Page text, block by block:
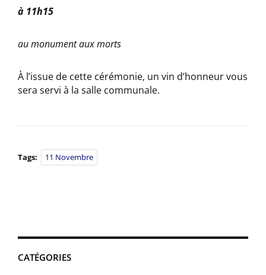
CATÉGORIES
à 11h15
au monument aux morts
À l’issue de cette cérémonie, un vin d’honneur vous
sera servi à la salle communale.
Tags: 11 Novembre